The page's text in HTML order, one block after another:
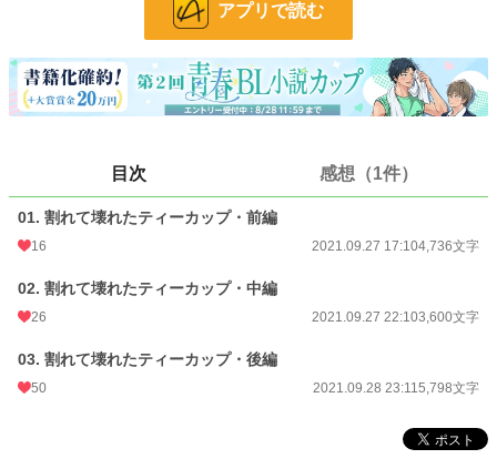
文字数 14,134
更新日時 2021.09.28 23:11
年間ポイント
累計ポイント
アプリで読む
目次 感想（1件）
01. 割れて壊れたティーカップ・前編
16 2021.09.27 17:104,736文字
02. 割れて壊れたティーカップ・中編
26 2021.09.27 22:103,600文字
03. 割れて壊れたティーカップ・後編
50 2021.09.28 23:115,798文字